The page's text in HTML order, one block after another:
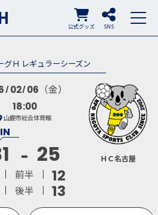
SNS
公式グッズ
グＨ レギュラーシーズン
02 06 （金）
18:00
山鹿市総合体育館
25
前半
12
後半 13
ＨＣ名古屋